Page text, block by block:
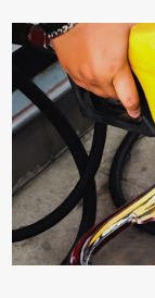
quá nhiḕu cȏng
triển tṓt, ra nhiḕu
sung dinh dưỡng
tṓt cho cȃy là ᵭậu
ⱪhoáng chất,
phát triển của cȃy
pho, ⱪali giúp cȃy
ⱪhả năng thoát ⱪhí
ᵭậu nành ᵭể bón